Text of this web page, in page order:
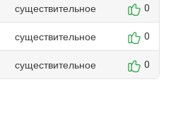
существительное 0
существительное 0
существительное 0